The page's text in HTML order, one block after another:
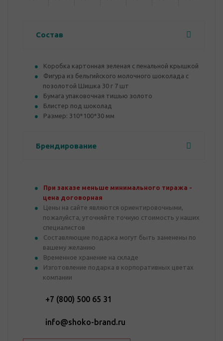
Состав
Коробка картонная зеленая с пенальной крышкой
Фигура из бельгийского молочного шоколада с
позолотой Шишка 30 г 7 шт
Бумага упаковочная тишью золото
Блистер под шоколад
Размер: 310*100*30 мм
Брендирование
При заказе меньше минимального тиража -
цена договорная
Цены на сайте являются ориентировочными,
пожалуйста, уточняйте точную стоимость у наших
специалистов
Составляющие подарка могут быть заменены по
вашему желанию
Временное хранение на складе
Изготовление подарка в корпоративных цветах
компании
+7 (800) 500 65 31
info@shoko-brand.ru